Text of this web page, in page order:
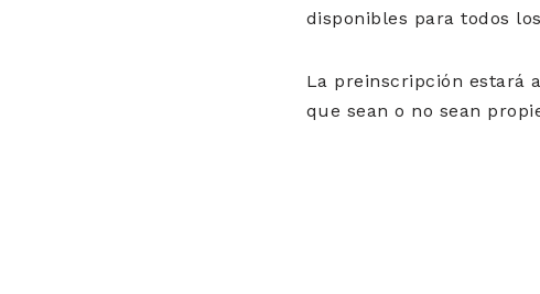
disponibles para todos
La preinscripción estará
que sean o no sean